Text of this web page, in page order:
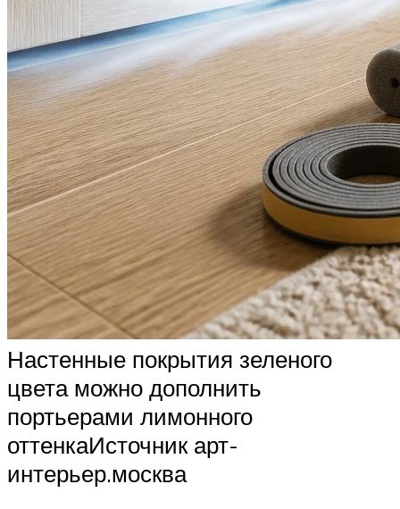
Настенные покрытия зеленого
цвета можно дополнить
портьерами лимонного
оттенкаИсточник арт-
интерьер.москва